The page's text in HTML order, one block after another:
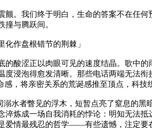
颤。我们终于明白，生命的答案不在任
与腾跃间。
作盘根错节的荆棘」
的酸涩正以肉眼可见的速度结晶。歌中
浸泡得愈发清晰。那些电话两端无法
，将亲密关系的荒诞感推至顶点，科技
溺水者瞥见的浮木，短暂点亮了窒息的
淬炼成一场自我消耗的悖论：明知无法
爱情最残忍的哲学——有些遗憾，注定要